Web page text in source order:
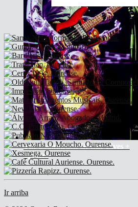
The Soundtrack Of Our Lives +
Spiders
Ir arriba